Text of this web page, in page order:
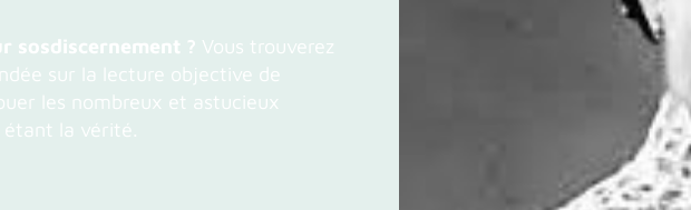
sosdiscernement ? Vous trouverez
sur la lecture objective de
les nombreux et astucieux
étant la vérité.